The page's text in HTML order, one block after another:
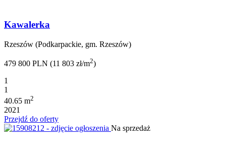
Kawalerka
Rzeszów (Podkarpackie, gm. Rzeszów)
479 800 PLN (11 803 zł/m2)
1
1
40.65 m2
2021
Przejdź do oferty
Na sprzedaż